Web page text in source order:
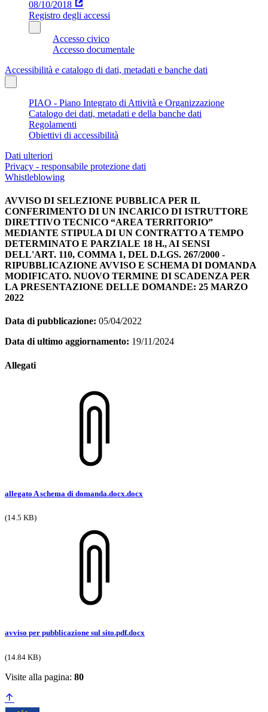
08/10/2018
Registro degli accessi
Accesso civico
Accesso documentale
Accessibilità e catalogo di dati, metadati e banche dati
PIAO - Piano Integrato di Attività e Organizzazione
Catalogo dei dati, metadati e della banche dati
Regolamenti
Obiettivi di accessibilità
Dati ulteriori
Privacy - responsabile protezione dati
Whistleblowing
AVVISO DI SELEZIONE PUBBLICA PER IL
CONFERIMENTO DI UN INCARICO DI ISTRUTTORE
DIRETTIVO TECNICO “AREA TERRITORIO”
MEDIANTE STIPULA DI UN CONTRATTO A TEMPO
DETERMINATO E PARZIALE 18 H., AI SENSI
DELL'ART. 110, COMMA 1, DEL D.LGS. 267/2000 -
RIPUBBLICAZIONE AVVISO E SCHEMA DI DOMANDA
MODIFICATO. NUOVO TERMINE DI SCADENZA PER
LA PRESENTAZIONE DELLE DOMANDE: 25 MARZO
2022
Data di pubblicazione: 05/04/2022
Data di ultimo aggiornamento: 19/11/2024
Allegati
allegato A schema di domanda.docx.docx
(14.5 KB)
avviso per pubblicazione sul sito.pdf.docx
(14.84 KB)
Visite alla pagina: 80